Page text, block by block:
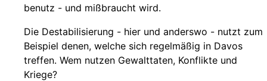
benutz - und mißbraucht wird.
Die Destabilisierung - hier und anderswo - nutzt zum
Beispiel denen, welche sich regelmäßig in Davos
treffen. Wem nutzen Gewalttaten, Konflikte und
Kriege?